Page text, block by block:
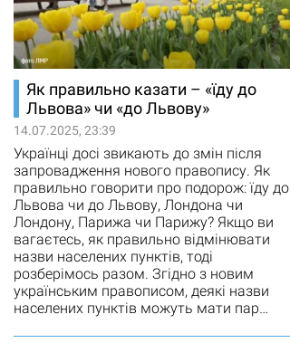
Як правильно казати – «їду до
Львова» чи «до Львову»
14.07.2025, 23:39
Українці досі звикають до змін після
запровадження нового правопису. Як
правильно говорити про подорож: їду до
Львова чи до Львову, Лондона чи
Лондону, Парижа чи Парижу? Якщо ви
вагаєтесь, як правильно відмінювати
назви населених пунктів, тоді
розберімось разом. Згідно з новим
українським правописом, деякі назви
населених пунктів можуть мати пар…